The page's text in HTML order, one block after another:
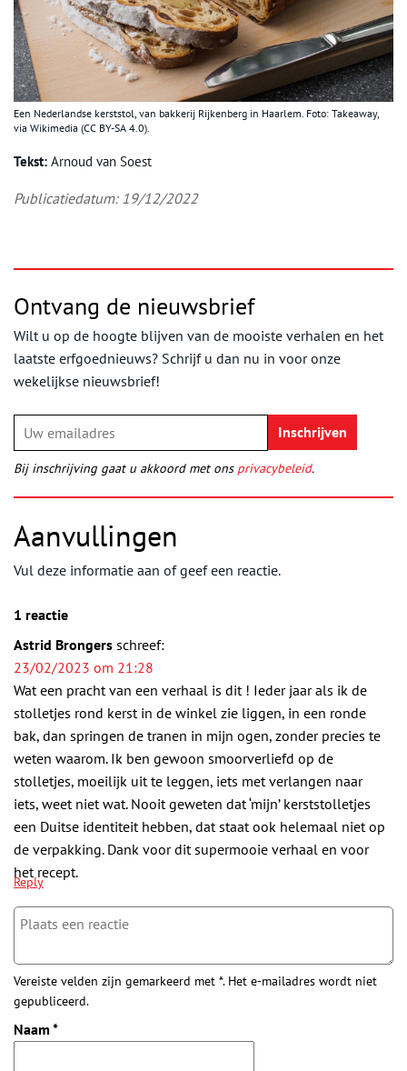
Een Nederlandse kerststol, van bakkerij Rijkenberg in Haarlem. Foto: Takeaway,
via Wikimedia (CC BY-SA 4.0).
Tekst: Arnoud van Soest
Publicatiedatum: 19/12/2022
Ontvang de nieuwsbrief
Wilt u op de hoogte blijven van de mooiste verhalen en het
laatste erfgoednieuws? Schrijf u dan nu in voor onze
wekelijkse nieuwsbrief!
Bij inschrijving gaat u akkoord met ons privacybeleid.
Aanvullingen
Vul deze informatie aan of geef een reactie.
1 reactie
Astrid Brongers schreef:
23/02/2023 om 21:28
Wat een pracht van een verhaal is dit ! Ieder jaar als ik de
stolletjes rond kerst in de winkel zie liggen, in een ronde
bak, dan springen de tranen in mijn ogen, zonder precies te
weten waarom. Ik ben gewoon smoorverliefd op de
stolletjes, moeilijk uit te leggen, iets met verlangen naar
iets, weet niet wat. Nooit geweten dat ‘mijn’ kerststolletjes
een Duitse identiteit hebben, dat staat ook helemaal niet op
de verpakking. Dank voor dit supermooie verhaal en voor
het recept.
Reply
Vereiste velden zijn gemarkeerd met *. Het e-mailadres wordt niet
gepubliceerd.
Naam *